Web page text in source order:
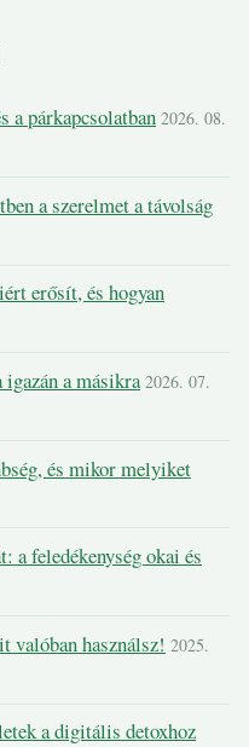
a párkapcsolatban 2026. 08.
a szerelmet a távolság
erősít, és hogyan
a másikra 2026. 07.
és mikor melyiket
a feledékenység okai és
valóban használsz! 2025.
a digitális detoxhoz